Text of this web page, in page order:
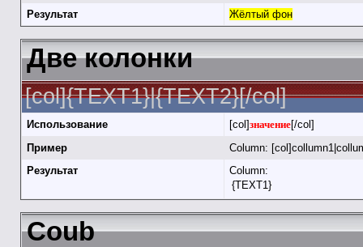
Результат
Жёлтый фон
Две колонки
[col]{TEXT1}|{TEXT2}[/col]
Использование [col]значение[/col]
Пример
Column:
Результат
Column:
{TEXT1}
Coub